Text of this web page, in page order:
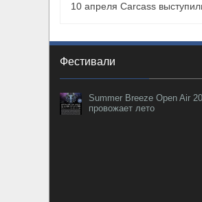
10 апреля Carcass
Фестивали
Summer Breeze Open Air
провожает лето